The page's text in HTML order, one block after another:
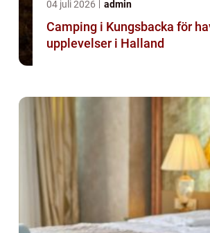
04 juli 2026 admin
Camping i Kungsbacka för
upplevelser i Halland